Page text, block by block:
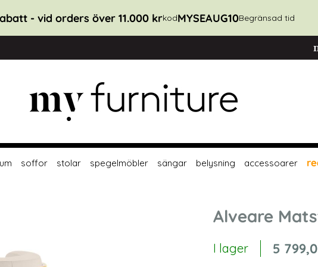
- vid orders över 11.000 krkodMYSEAUG10Begränsad tid
soffor stolar spegelmöbler sängar belysning accessoarer
Alveare
I lager 5